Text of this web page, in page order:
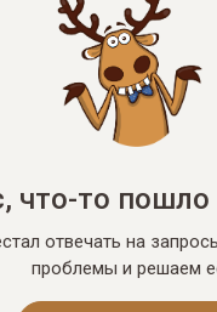
что-то пошло
отвечать на
проблемы и решаем